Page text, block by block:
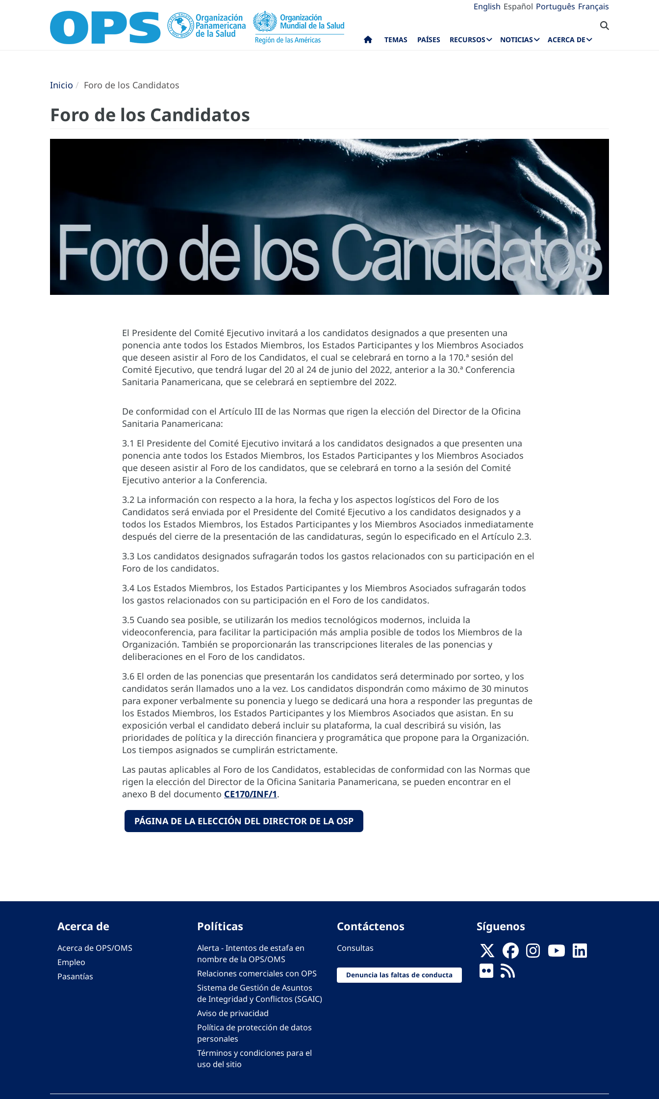
English Español Português Français
TEMAS PAÍSES RECURSOS NOTICIAS ACERCA DE
Inicio Foro de los Candidatos
Foro de los Candidatos
El Presidente del Comité Ejecutivo invitará a los candidatos designados a que presenten una
ponencia ante todos los Estados Miembros, los Estados Participantes y los Miembros Asociados
que deseen asistir al Foro de los Candidatos, el cual se celebrará en torno a la 170.ª sesión del
Comité Ejecutivo, que tendrá lugar del 20 al 24 de junio del 2022, anterior a la 30.ª Conferencia
Sanitaria Panamericana, que se celebrará en septiembre del 2022.
De conformidad con el Artículo III de las Normas que rigen la elección del Director de la Oficina
Sanitaria Panamericana:
3.1 El Presidente del Comité Ejecutivo invitará a los candidatos designados a que presenten una
ponencia ante todos los Estados Miembros, los Estados Participantes y los Miembros Asociados
que deseen asistir al Foro de los candidatos, que se celebrará en torno a la sesión del Comité
Ejecutivo anterior a la Conferencia.
3.2 La información con respecto a la hora, la fecha y los aspectos logísticos del Foro de los
Candidatos será enviada por el Presidente del Comité Ejecutivo a los candidatos designados y a
todos los Estados Miembros, los Estados Participantes y los Miembros Asociados inmediatamente
después del cierre de la presentación de las candidaturas, según lo especificado en el Artículo 2.3.
3.3 Los candidatos designados sufragarán todos los gastos relacionados con su participación en el
Foro de los candidatos.
3.4 Los Estados Miembros, los Estados Participantes y los Miembros Asociados sufragarán todos
los gastos relacionados con su participación en el Foro de los candidatos.
3.5 Cuando sea posible, se utilizarán los medios tecnológicos modernos, incluida la
videoconferencia, para facilitar la participación más amplia posible de todos los Miembros de la
Organización. También se proporcionarán las transcripciones literales de las ponencias y
deliberaciones en el Foro de los candidatos.
3.6 El orden de las ponencias que presentarán los candidatos será determinado por sorteo, y los
candidatos serán llamados uno a la vez. Los candidatos dispondrán como máximo de 30 minutos
para exponer verbalmente su ponencia y luego se dedicará una hora a responder las preguntas de
los Estados Miembros, los Estados Participantes y los Miembros Asociados que asistan. En su
exposición verbal el candidato deberá incluir su plataforma, la cual describirá su visión, las
prioridades de política y la dirección financiera y programática que propone para la Organización.
Los tiempos asignados se cumplirán estrictamente.
Las pautas aplicables al Foro de los Candidatos, establecidas de conformidad con las Normas que
rigen la elección del Director de la Oficina Sanitaria Panamericana, se pueden encontrar en el
anexo B del documento CE170/INF/1.
PÁGINA DE LA ELECCIÓN DEL DIRECTOR DE LA OSP
Acerca de
Acerca de OPS/OMS
Empleo
Pasantías
Políticas
Alerta - Intentos de estafa en
nombre de la OPS/OMS
Relaciones comerciales con OPS
Sistema de Gestión de Asuntos
de Integridad y Conflictos (SGAIC)
Aviso de privacidad
Política de protección de datos
personales
Términos y condiciones para el
uso del sitio
Contáctenos
Consultas
Denuncia las faltas de conducta
Síguenos